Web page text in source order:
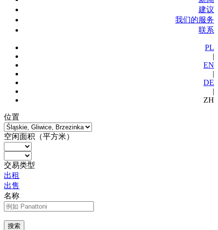
建议
我们的服务
联系
PL
|
EN
|
DE
|
ZH
位置
空闲面积（平方米）
交易类型
出租
出售
名称
搜索